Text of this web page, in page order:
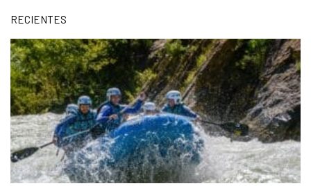
RECIENTES